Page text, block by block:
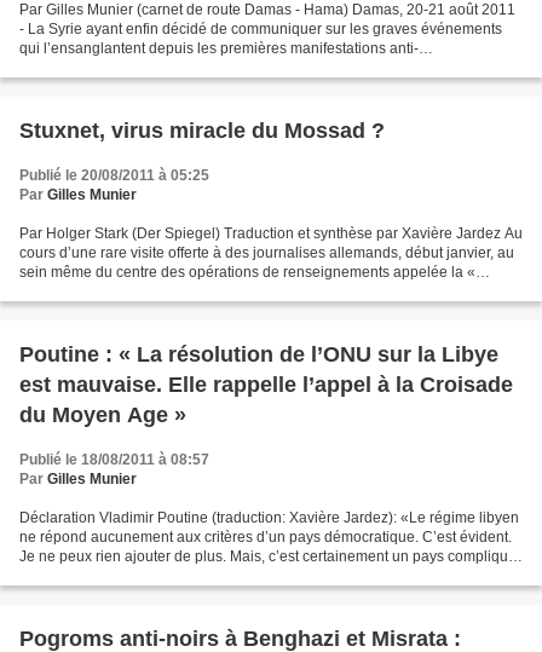
Par Gilles Munier (carnet de route Damas - Hama) Damas, 20-21 août 2011
- La Syrie ayant enfin décidé de communiquer sur les graves événements
qui l’ensanglantent depuis les premières manifestations anti-
Stuxnet, virus miracle du Mossad ?
Publié le 20/08/2011 à 05:25
Par Gilles Munier
Par Holger Stark (Der Spiegel) Traduction et synthèse par Xavière Jardez Au
cours d’une rare visite offerte à des journalises allemands, début janvier, au
sein même du centre des opérations de renseignements appelée la «
Poutine : « La résolution de l’ONU sur la Libye
est mauvaise. Elle rappelle l’appel à la Croisade
du Moyen Age »
Publié le 18/08/2011 à 08:57
Par Gilles Munier
Déclaration Vladimir Poutine (traduction: Xavière Jardez): «Le régime libyen
ne répond aucunement aux critères d’un pays démocratique. C’est évident.
Je ne peux rien ajouter de plus. Mais, c’est certainement un pays compliqué,
Pogroms anti-noirs à Benghazi et Misrata :